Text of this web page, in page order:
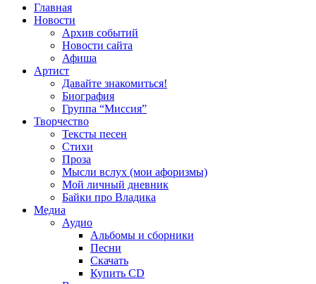
Главная
Новости
Архив событий
Новости сайта
Афиша
Артист
Давайте знакомиться!
Биография
Группа “Миссия”
Творчество
Тексты песен
Стихи
Проза
Мысли вслух (мои афоризмы)
Мой личный дневник
Байки про Владика
Медиа
Аудио
Альбомы и сборники
Песни
Скачать
Купить CD